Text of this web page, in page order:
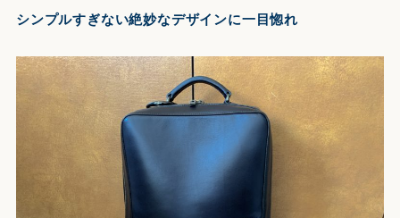
シンプルすぎない絶妙なデザインに一目惚れ